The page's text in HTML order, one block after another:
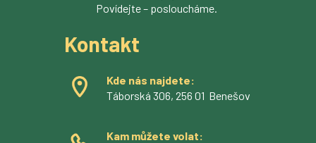
Povídejte – posloucháme.
Kontakt
Kde nás najdete:
Táborská 306, 256 01 Benešov
Kam můžete volat: